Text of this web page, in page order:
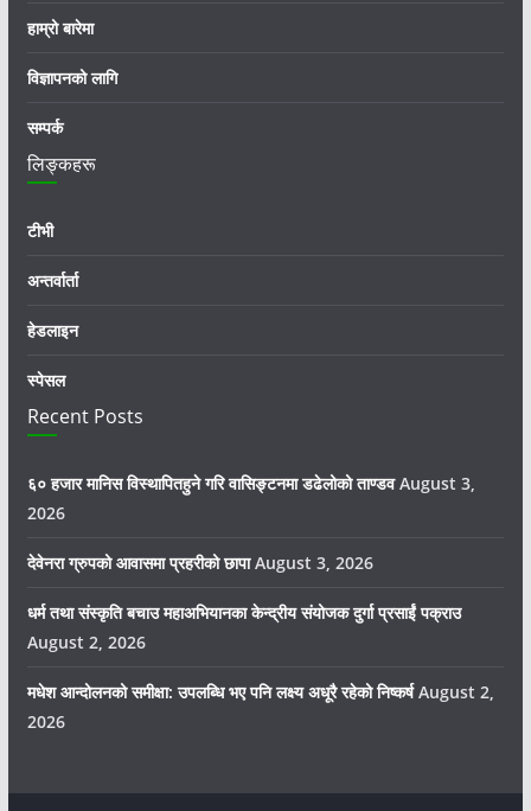
हाम्रो बारेमा
विज्ञापनको लागि
सम्पर्क
लिङ्कहरू
टीभी
अन्तर्वार्ता
हेडलाइन
स्पेसल
Recent Posts
६० हजार मानिस विस्थापितहुने गरि वासिङ्टनमा डढेलोको ताण्डव August 3,
2026
देवेनरा ग्रुपको आवासमा प्रहरीको छापा August 3, 2026
धर्म तथा संस्कृति बचाउ महाअभियानका केन्द्रीय संयोजक दुर्गा प्रसाईं पक्राउ
August 2, 2026
मधेश आन्दोलनको समीक्षा: उपलब्धि भए पनि लक्ष्य अधूरै रहेको निष्कर्ष August 2,
2026